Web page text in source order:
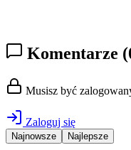
Komentarze
Musisz być
Zaloguj się
Najnowsze Najlepsze